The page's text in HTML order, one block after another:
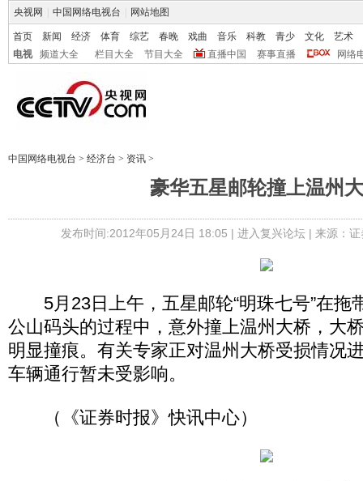
央视网 中国网络电视台 网站地图
首页 新闻 经济 体育 综艺 春晚 戏曲 音乐 科教 青少 文化
艺术
电视
频道大全 栏目大全 节目大全 直播中国 赛事直播 网络
中国网络电视台 > 经济台 > 资讯 >
豪华五星邮轮撞上温州
发布时间:2012年05月24日 18:05 | 进入复兴论坛| 来源：
5月23日上午，五星邮轮“明珠七号”在拖
公山码头的过程中，意外撞上温州大桥，大
明显撞痕。有关专家正对温州大桥受损情况
车辆通行暂未受影响。
（《证券时报》快讯中心）